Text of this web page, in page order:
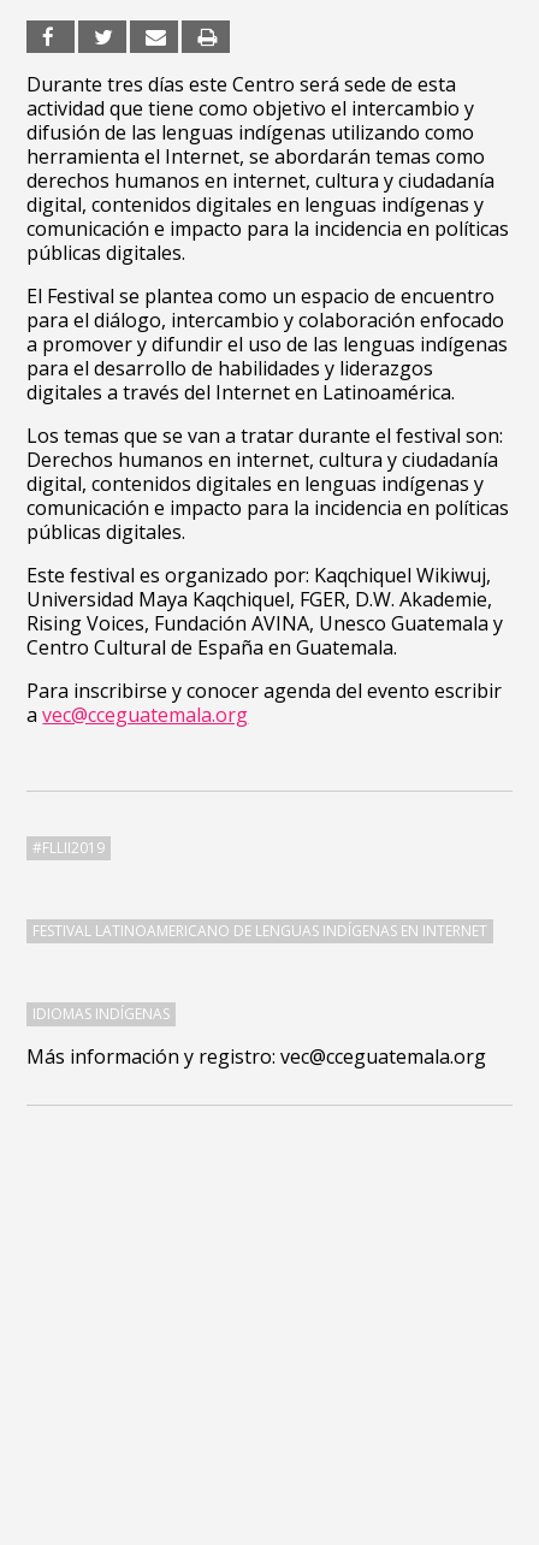
Más información y registro: vec@cceguatemala.org
Durante tres días este Centro será sede de esta
actividad que tiene como objetivo el intercambio y
difusión de las lenguas indígenas utilizando como
herramienta el Internet, se abordarán temas como
derechos humanos en internet, cultura y ciudadanía
digital, contenidos digitales en lenguas indígenas y
comunicación e impacto para la incidencia en políticas
públicas digitales.
El Festival se plantea como un espacio de encuentro
para el diálogo, intercambio y colaboración enfocado
a promover y difundir el uso de las lenguas indígenas
para el desarrollo de habilidades y liderazgos
digitales a través del Internet en Latinoamérica.
Los temas que se van a tratar durante el festival son:
Derechos humanos en internet, cultura y ciudadanía
digital, contenidos digitales en lenguas indígenas y
comunicación e impacto para la incidencia en políticas
públicas digitales.
Este festival es organizado por: Kaqchiquel Wikiwuj,
Universidad Maya Kaqchiquel, FGER, D.W. Akademie,
Rising Voices, Fundación AVINA, Unesco Guatemala y
Centro Cultural de España en Guatemala.
Para inscribirse y conocer agenda del evento escribir
avec@cceguatemala.org
#FLLII2019
FESTIVAL LATINOAMERICANO DE LENGUAS INDÍGENAS EN INTERNET
IDIOMAS INDÍGENAS